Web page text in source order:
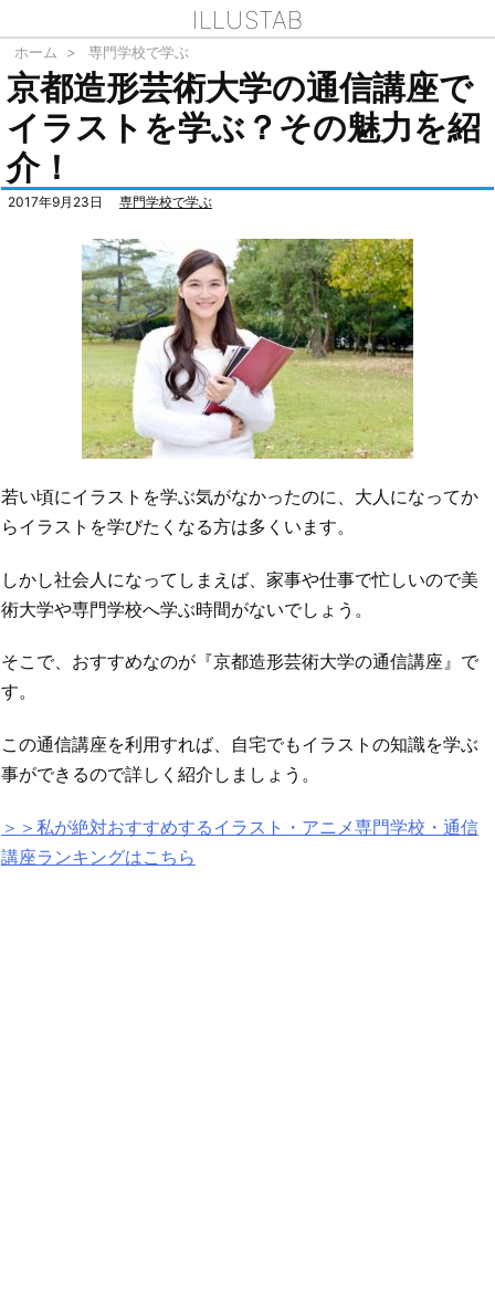
ILLUSTAB
ホーム > 専門学校で学ぶ
京都造形芸術大学の通信講座で
イラストを学ぶ？その魅力を紹
介！
2017年9月23日 専門学校で学ぶ
若い頃にイラストを学ぶ気がなかったのに、大人になってか
らイラストを学びたくなる方は多くいます。
しかし社会人になってしまえば、家事や仕事で忙しいので美
術大学や専門学校へ学ぶ時間がないでしょう。
そこで、おすすめなのが『京都造形芸術大学の通信講座』で
す。
この通信講座を利用すれば、自宅でもイラストの知識を学ぶ
事ができるので詳しく紹介しましょう。
＞＞私が絶対おすすめするイラスト・アニメ専門学校・通信
講座ランキングはこちら